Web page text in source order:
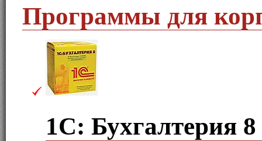
Программы для
1С: Бухгалтерия